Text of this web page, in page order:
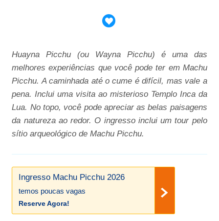
Huayna Picchu (ou Wayna Picchu) é uma das
melhores experiências que você pode ter em Machu
Picchu. A caminhada até o cume é difícil, mas vale a
pena. Inclui uma visita ao misterioso Templo Inca da
Lua. No topo, você pode apreciar as belas paisagens
da natureza ao redor. O ingresso inclui um tour pelo
sítio arqueológico de Machu Picchu.
Ingresso Machu Picchu 2026
temos poucas vagas
Reserve Agora!